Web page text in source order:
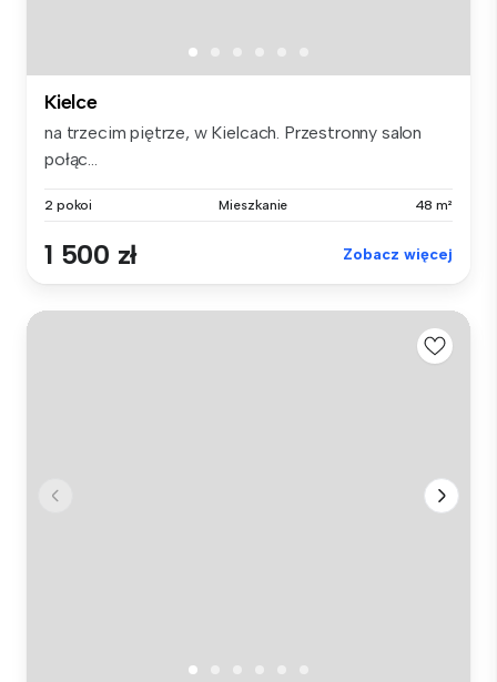
Kielce
na trzecim piętrze, w Kielcach. Przestronny salon
połąc...
2 pokoi Mieszkanie 48 m²
1 500 zł Zobacz więcej